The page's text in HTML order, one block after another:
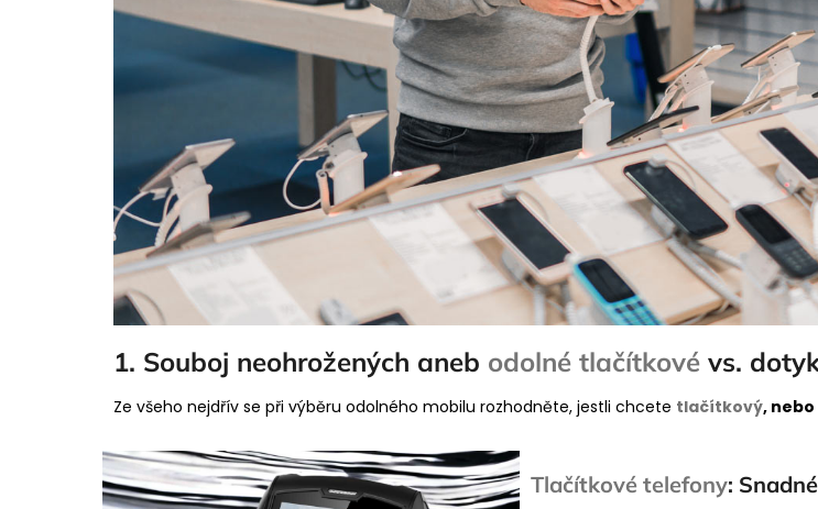
1. Souboj neohrožených aneb odolné tlačítkové vs.
Ze všeho nejdřív se při výběru odolného mobilu rozhodněte, jestli chcete tlačítkový,
Tlačítkové telefony: